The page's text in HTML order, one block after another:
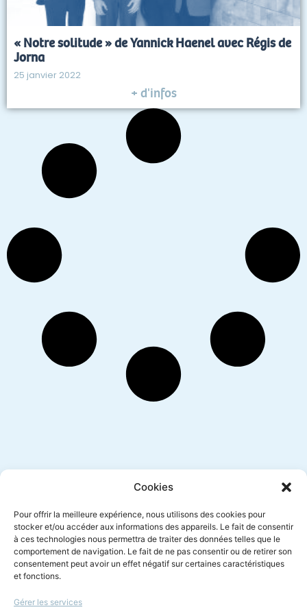
Cookies
Pour offrir la meilleure expérience, nous utilisons des cookies pour
stocker et/ou accéder aux informations des appareils. Le fait de consentir
à ces technologies nous permettra de traiter des données telles que le
comportement de navigation. Le fait de ne pas consentir ou de retirer son
consentement peut avoir un effet négatif sur certaines caractéristiques
et fonctions.
Gérer les services
« Notre solitude » de Yannick Haenel avec Régis de
Jorna
25 janvier 2022
+ d'infos
Inscription newsletter
Envoyer